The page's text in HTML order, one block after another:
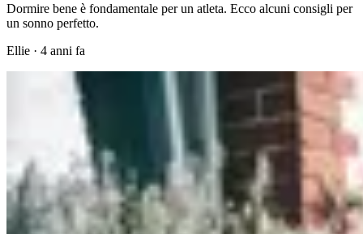
Dormire bene è fondamentale per un atleta. Ecco alcuni consigli per
un sonno perfetto.
Ellie · 4 anni fa